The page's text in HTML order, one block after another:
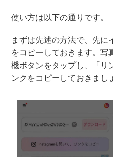
使い方は以下の通りです。
まずは先述の方法で、先に
をコピーしておきます。写
機ボタンをタップし、「リ
ンクをコピーしておきまし